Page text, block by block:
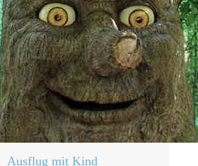
Ausflug mit Kind